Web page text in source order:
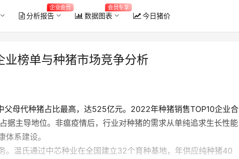
分析报告
企业会员
数据图表
会员专享
今日猪价
业榜单与种猪市场竞争分析
母代种猪占比最高，达525亿元。2022年种猪销售TOP10企业合
据主导地位。非瘟疫情后，行业对种猪的需求从单纯追求生长性能
系建设。
。温氏通过中芯种业在全国建立32个育种基地，年供应纯种猪40
2026年6月全国能繁母猪存栏量